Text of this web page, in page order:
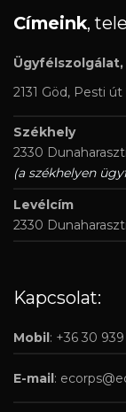
Címeink,
2131 Göd, Pesti út
Székhely
2330
(a székhelyen
Levélcím
2330
Kapcsolat:
Mobil: +36 30 939
E-mail: